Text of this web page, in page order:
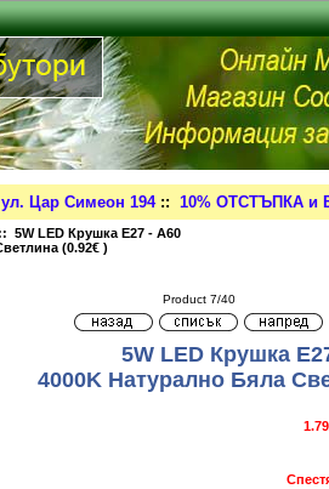
Цар Симеон 194:: 10% ОТСТЪПКА и
:: 5W LED Крушка E27 - A60
(0.92€ )
Product 7/40
5W LED Крушка
4000K Натурално Бяла